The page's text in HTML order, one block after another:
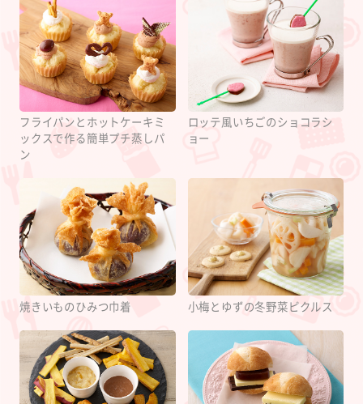
フライパンとホットケーキミ
ックスで作る簡単プチ蒸しパ
ン
ロッテ風いちごのショコラシ
ョー
焼きいものひみつ巾着 小梅とゆずの冬野菜ピクルス